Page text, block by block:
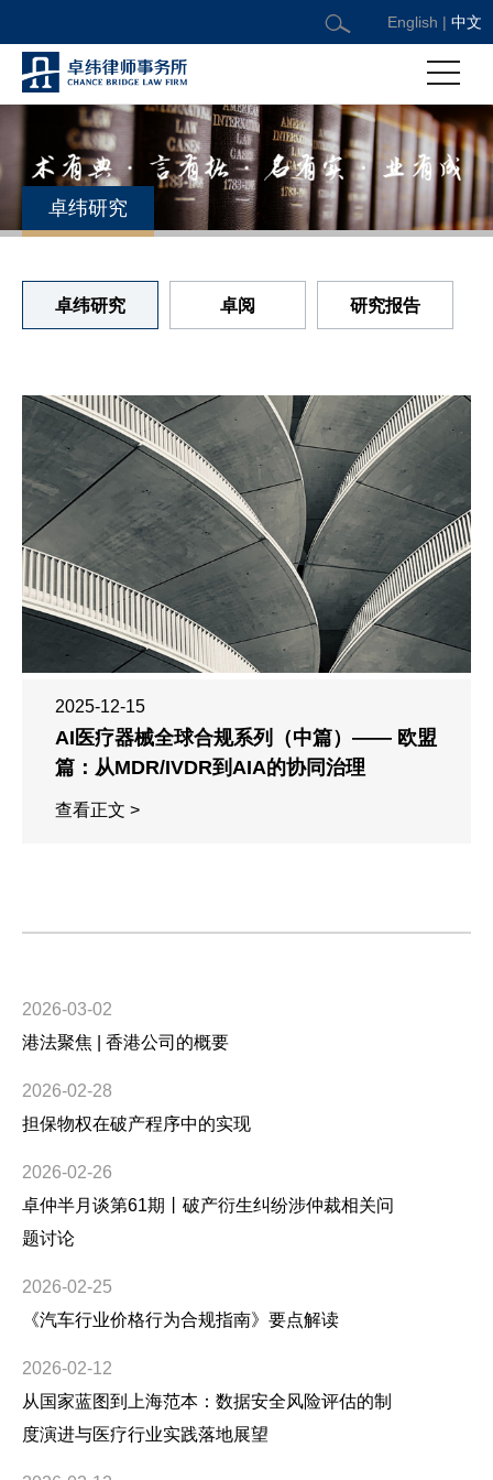
English | 中文
卓纬研究
卓纬研究 卓阅 研究报告
2025-12-15
AI医疗器械全球合规系列（中篇）—— 欧盟
篇：从MDR/IVDR到AIA的协同治理
查看正文 >
2026-03-02
港法聚焦 | 香港公司的概要
2026-02-28
担保物权在破产程序中的实现
2026-02-26
卓仲半月谈第61期丨破产衍生纠纷涉仲裁相关问
题讨论
2026-02-25
《汽车行业价格行为合规指南》要点解读
2026-02-12
从国家蓝图到上海范本：数据安全风险评估的制
度演进与医疗行业实践落地展望